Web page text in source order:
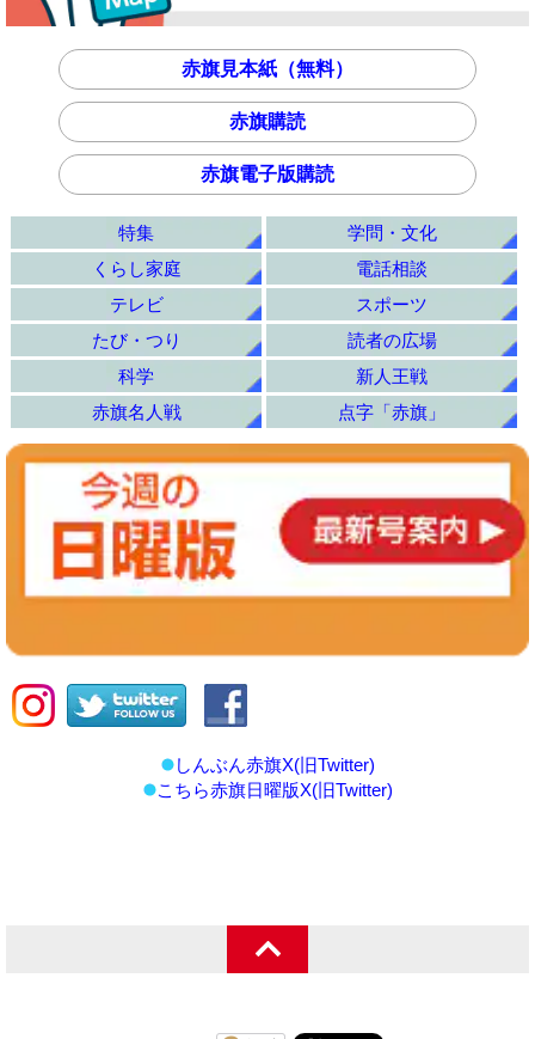
赤旗見本紙（無料）
赤旗購読
赤旗電子版購読
特集
学問・文化
くらし家庭
電話相談
テレビ
スポーツ
たび・つり
読者の広場
科学
新人王戦
赤旗名人戦
点字「赤旗」
しんぶん赤旗X(旧Twitter)
こちら赤旗日曜版X(旧Twitter)